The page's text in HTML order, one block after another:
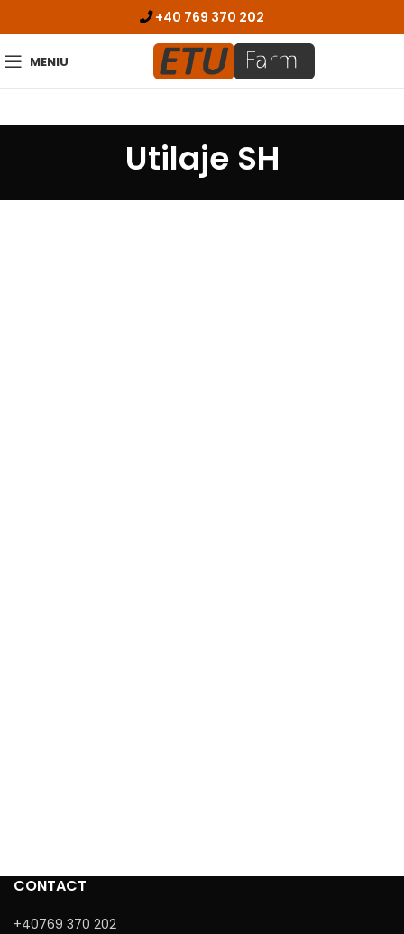
+40 769 370 202
MENIU
Utilaje SH
CONTACT
+40769 370 202